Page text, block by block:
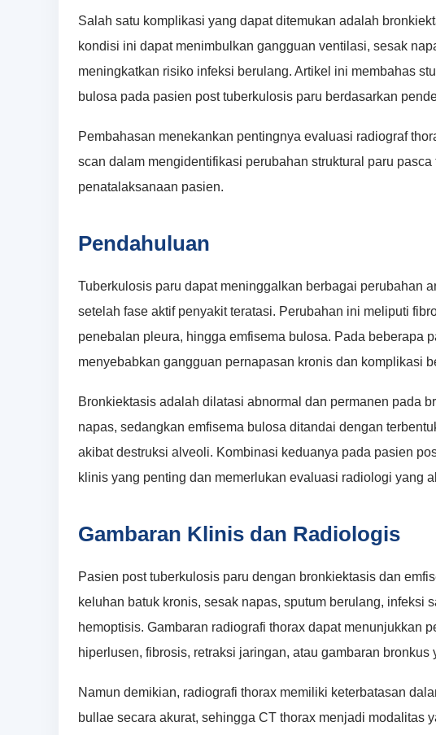
Salah satu komplikasi yang dapat ditemukan adalah
kondisi ini dapat menimbulkan gangguan ventilasi, sesak
meningkatkan risiko infeksi berulang. Artikel ini membahas
bulosa pada pasien post tuberkulosis paru berdasarkan
Pembahasan menekankan pentingnya evaluasi radiograf
scan dalam mengidentifikasi perubahan struktural paru
penatalaksanaan pasien.
Pendahuluan
Tuberkulosis paru dapat meninggalkan berbagai perubahan
setelah fase aktif penyakit teratasi. Perubahan ini meliputi
penebalan pleura, hingga emfisema bulosa. Pada beberapa
menyebabkan gangguan pernapasan kronis dan komplikasi
Bronkiektasis adalah dilatasi abnormal dan permanen pada
napas, sedangkan emfisema bulosa ditandai dengan
akibat destruksi alveoli. Kombinasi keduanya pada pasien
klinis yang penting dan memerlukan evaluasi radiologi yang
Gambaran Klinis dan Radiologis
Pasien post tuberkulosis paru dengan bronkiektasis dan
keluhan batuk kronis, sesak napas, sputum berulang, infeksi
hemoptisis. Gambaran radiografi thorax dapat menunjukkan
hiperlusen, fibrosis, retraksi jaringan, atau gambaran bronkus
Namun demikian, radiografi thorax memiliki keterbatasan
bullae secara akurat, sehingga CT thorax menjadi modalitas